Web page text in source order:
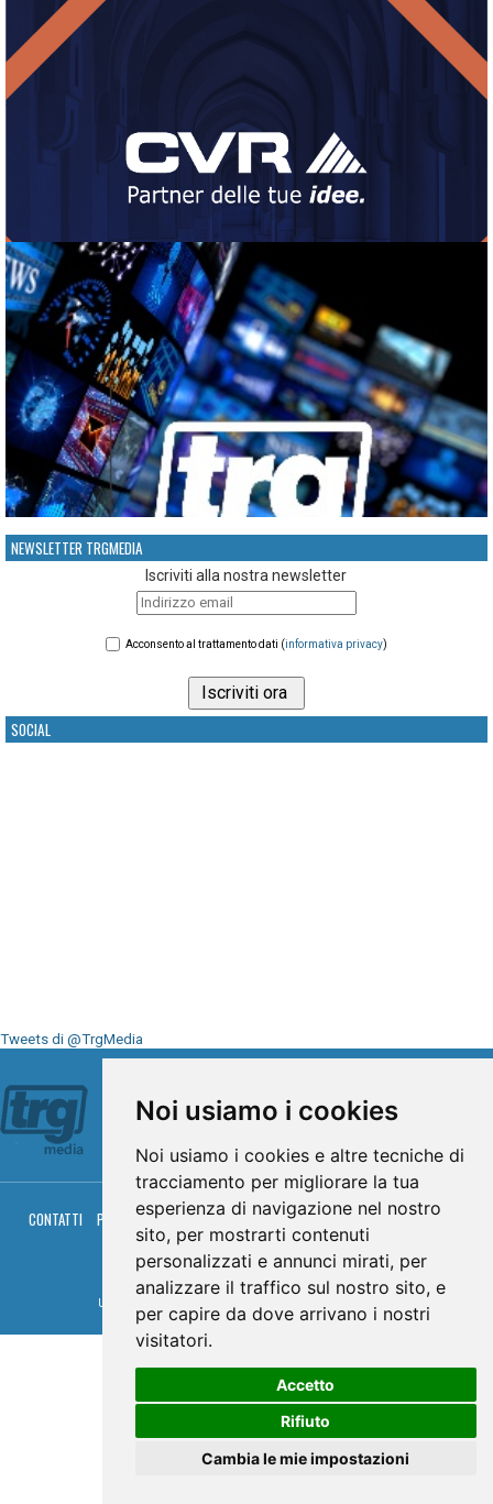
Noi usiamo i cookies
Noi usiamo i cookies e altre tecniche di
tracciamento per migliorare la tua
esperienza di navigazione nel nostro
sito, per mostrarti contenuti
personalizzati e annunci mirati, per
analizzare il traffico sul nostro sito, e
per capire da dove arrivano i nostri
visitatori.
Accetto
Rifiuto
Cambia le mie impostazioni
NEWSLETTER TRGMEDIA
Iscriviti alla nostra newsletter
Acconsento al trattamento dati (informativa privacy)
SOCIAL
Tweets di @TrgMedia
CONTATTI PRIVACY COOKIES PALINSESTO DIRETTA TV
DIRETTA RADIO
RGM HITRADIO
© TRG Media 2005-2026
Umbria Televisioni s.r.l. - P.I.00496230541 -